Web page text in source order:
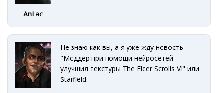
AnLac
Не знаю как вы, а я уже жду новость
"Моддер при помощи нейросетей
улучшил текстуры The Elder Scrolls VI" или
Starfield.